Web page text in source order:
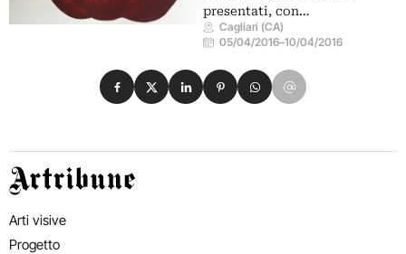
presentati, con…
Cagliari (CA)
05/04/2016–10/04/2016
Condividi su Facebook
Condividi su X
Condividi su LinkedIn
Condividi su Pinterest
Condividi su WhatsApp
Condividi su Email
Artribune
Arti visive
Progetto